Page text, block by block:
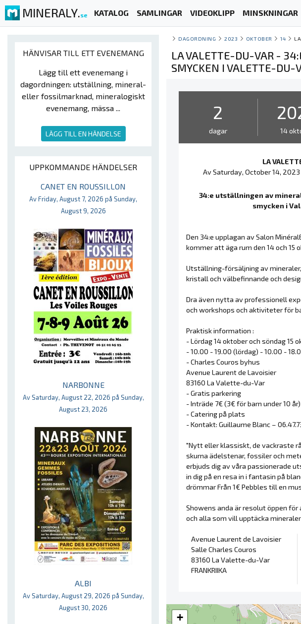
MINERALY.se KATALOG SAMLINGAR VIDEOKLIPP MINSKNINGAR
HÄNVISAR TILL ETT EVENEMANG
Lägg till ett evenemang i
dagordningen: utställning, mineral-
eller fossilmarknad, mineralogiskt
evenemang, mässa ...
LÄGG TILL EN HÄNDELSE
UPPKOMMANDE HÄNDELSER
CANET EN ROUSSILLON
Av Friday, August 7, 2026 på Sunday,
August 9, 2026
NARBONNE
Av Saturday, August 22, 2026 på Sunday,
August 23, 2026
ALBI
Av Saturday, August 29, 2026 på Sunday,
August 30, 2026
DAGORDNING 2023 OKTOBER 14
LA VALETTE-DU-VAR -
SMYCKEN I VALETTE-DU-
2
dagar 14
LA
Av Saturday, October 14,
34:e utställningen av
smycken i
Den 34:e upplagan av Salon
kommer att äga rum den 14 och 15
Utställning-försäljning av
kristall och välbefinnande och
Dra även nytta av professionell
och workshops och aktiviteter för
Praktisk information :
- Lördag 14 oktober och söndag 15
- 10.00 - 19.00 (lördag) - 10.00 -
- Charles Couros byhus
Avenue Laurent de Lavoisier
83160 La Valette-du-Var
- Gratis parkering
- Inträde 7€ (3€ för barn under 10 år)
- Catering på plats
- Kontakt: Guillaume Blanc –
"Nytt eller klassiskt, de vackraste
skurna ädelstenar, fossiler och
erbjuds dig av våra passionerade
in dig på en resa in i fantasin på
drömmar Från 1€ Pebbles till en
Showens anda är resolut öppen
och alla som vill upptäcka
Avenue Laurent de Lavoisier
Salle Charles Couros
83160 La Valette-du-Var
FRANKRIIKA
+